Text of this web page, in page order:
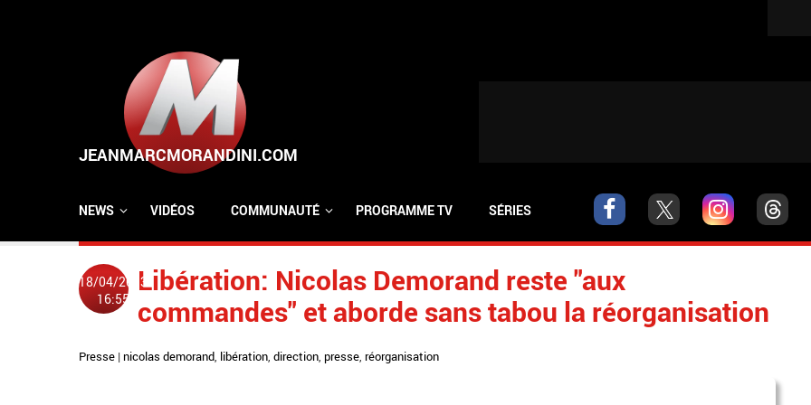
NEWS VIDÉOS COMMUNAUTÉ PROGRAMME TV SÉRIES
18/04/2013
16:55
Libération: Nicolas Demorand reste "aux
commandes" et aborde sans tabou la réorganisation
Presse | nicolas demorand, libération, direction, presse, réorganisation